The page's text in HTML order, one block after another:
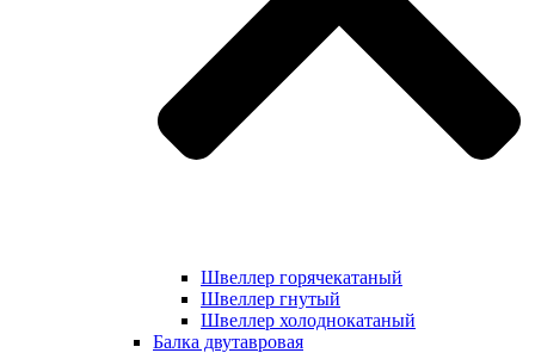
Швеллер горячекатаный
Швеллер гнутый
Швеллер холоднокатаный
Балка двутавровая